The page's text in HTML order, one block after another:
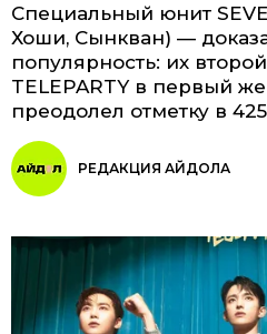
Специальный юнит
Хоши, Сынкван) —
популярность: их
TELEPARTY в первый
преодолел отметку в
РЕДАКЦИЯ АЙДОЛА